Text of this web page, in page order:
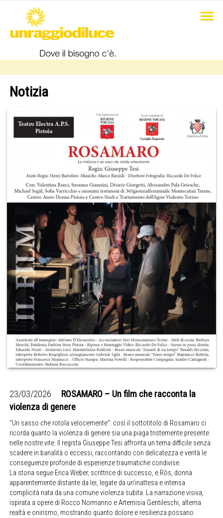
Notizia
23/03/2026
ROSAMARO – Un film che racconta la
violenza di genere
“Un sasso che rotola velocemente”: così il sottotitolo di Rosamaro ci
ricorda quanto la violenza di genere sia una piaga tristemente presente
nelle nostre vite. Il regista Giuseppe Tesi affronta un tema difficile senza
scadere in banalità o eccessi, raccontando con delicatezza e verità le
conseguenze profonde di esperienze traumatiche condivise.
La storia segue Erica Weber, scrittrice di successo, e Ròs, donna
apparentemente distante da lei, legate da un’inattesa e intensa
complicità nata da una comune violenza subita. La narrazione visiva,
ispirata a opere di Rocco Normanno e Artemisia Gentileschi, alterna
realtà e onirismo, mostrando quanto dolore e resilienza possano